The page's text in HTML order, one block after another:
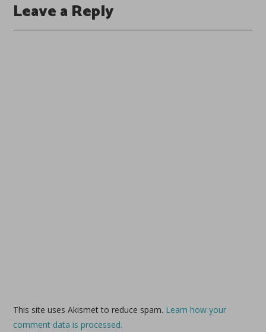
Leave a Reply
This site uses Akismet to reduce spam. Learn how your
comment data is processed.